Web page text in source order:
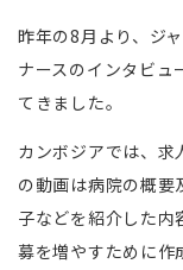
昨年の8月より、ジ
ナースのインタビュ
てきました。
カンボジアでは、
の動画は病院の概要
子などを紹介した内
募を増やすために作